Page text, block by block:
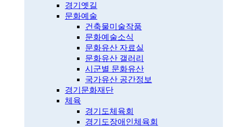
경기옛길
문화예술
건축물미술작품
문화예술소식
문화유산 자료실
문화유산 갤러리
시군별 문화유산
국가유산 공간정보
경기문화재단
체육
경기도체육회
경기도장애인체육회